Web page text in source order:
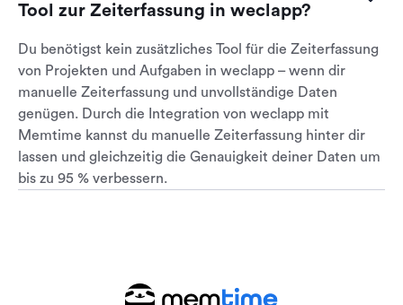
Tool zur Zeiterfassung in weclapp?
Du benötigst kein zusätzliches Tool für die Zeiterfassung
von Projekten und Aufgaben in weclapp – wenn dir
manuelle Zeiterfassung und unvollständige Daten
genügen. Durch die Integration von weclapp mit
Memtime kannst du manuelle Zeiterfassung hinter dir
lassen und gleichzeitig die Genauigkeit deiner Daten um
bis zu 95 % verbessern.